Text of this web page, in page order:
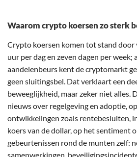
Waarom crypto koersen zo sterk
Crypto koersen komen tot stand door
uur per dag en zeven dagen per week;
aandelenbeurs kent de cryptomarkt
geen sluitingsbel. Dat verklaart een
beweeglijkheid, maar zeker niet alles.
nieuws over regelgeving en adoptie,
ontwikkelingen zoals rentebesluiten,
koers van de dollar, op het sentiment
gebeurtenissen rond de munten zelf:
samenwerkingen,